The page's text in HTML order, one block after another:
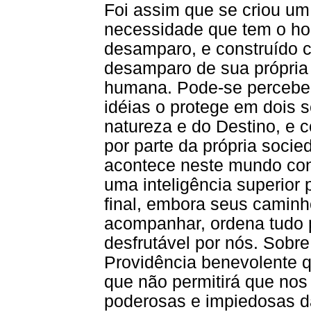
Foi assim que se criou
necessidade que tem o
desamparo, e construído
desamparo de sua
humana. Pode-se
idéias o protege em dois
natureza e do Destino, e
por parte da própria
acontece neste mundo
uma inteligência superior
final, embora seus
acompanhar, ordena
desfrutável por nós.
Providência benevolente
que não permitirá que
poderosas e impiedosas